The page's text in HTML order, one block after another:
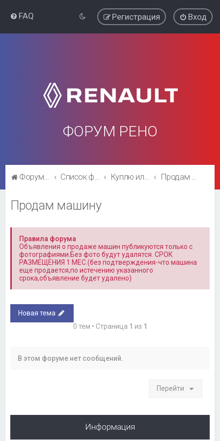
FAQ Вход
Регистрация
ФОРУМ РЕНО
Форум Рено Список форумов Куплю или продам машину Продам машину
Продам машину
Правила форума
Объявления о продаже машин публикуются только с
фотографиями.Без фото будут удалятся. СРОК
РАЗМЕЩЕНИЯ 1 МЕС.(без подтверждения-что машина
еще продается,по истечению указанного
срока,объявление будет удалено)
Новая тема
0 тем • Страница 1 из 1
В этом форуме нет сообщений.
Перейти
Информация